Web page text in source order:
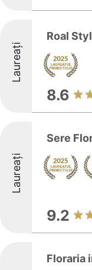
Laureați
Roal
8.6
Laureați
Sere
9.2
Floraria